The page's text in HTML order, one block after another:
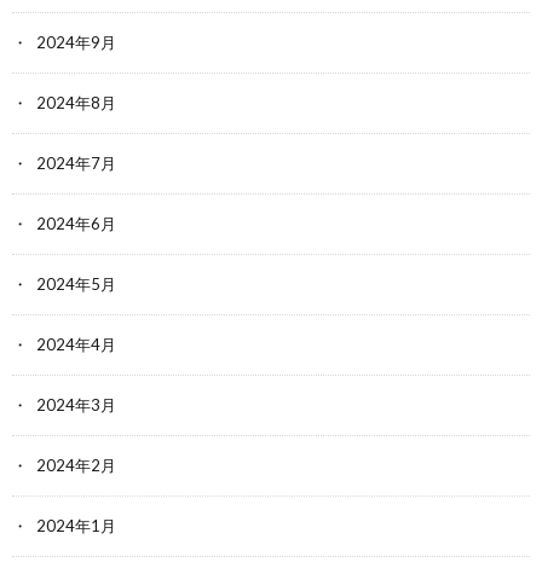
2024年9月
2024年8月
2024年7月
2024年6月
2024年5月
2024年4月
2024年3月
2024年2月
2024年1月